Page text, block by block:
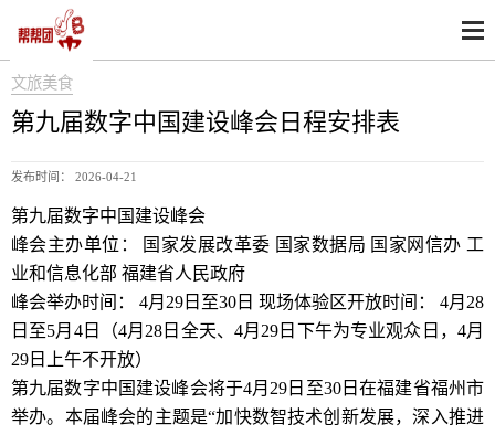
文旅美食
第九届数字中国建设峰会日程安排表
发布时间： 2026-04-21
第九届数字中国建设峰会
峰会主办单位： 国家发展改革委 国家数据局 国家网信办 工
业和信息化部 福建省人民政府
峰会举办时间： 4月29日至30日 现场体验区开放时间： 4月28
日至5月4日（4月28日全天、4月29日下午为专业观众日，4月
29日上午不开放）
第九届数字中国建设峰会将于4月29日至30日在福建省福州市
举办。本届峰会的主题是“加快数智技术创新发展，深入推进